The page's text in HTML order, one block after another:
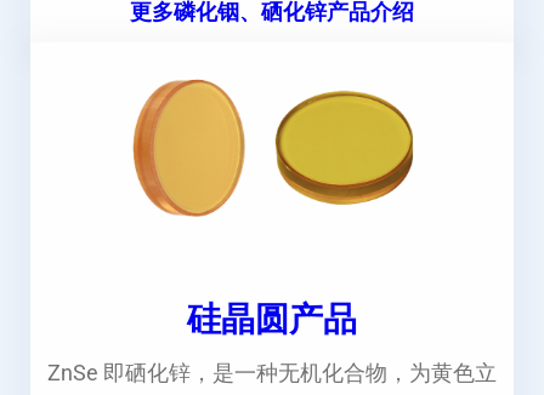
更多磷化铟、硒化锌产品介绍
硅晶圆产品
ZnSe 即硒化锌，是一种无机化合物，为黄色立